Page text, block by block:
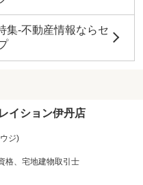
集-不動産情報ならセ
イション伊丹店
ジ)
格、宅地建物取引士